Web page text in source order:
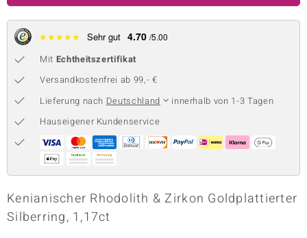
Collection
Classics
★★★★★ Sehr gut 4.70 /5.00
Mit Echtheitszertifikat
Versandkostenfrei ab 99,- €
Lieferung nach Deutschland
innerhalb von 1-3 Tagen
Hauseigener Kundenservice
Kenianischer Rhodolith & Zirkon Goldplattierter
Silberring, 1,17ct